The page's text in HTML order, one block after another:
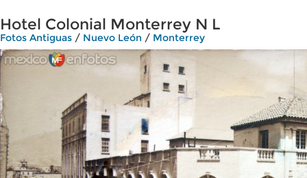
Hotel Colonial Monterrey N L
Fotos Antiguas / Nuevo León / Monterrey